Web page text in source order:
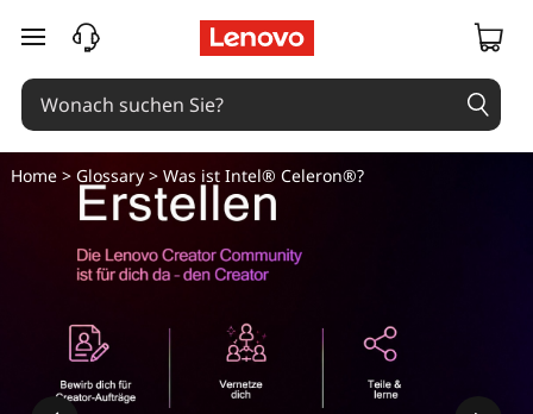
zum Hauptinhalt springen
Home> Glossary> Was ist Intel® Celeron®?